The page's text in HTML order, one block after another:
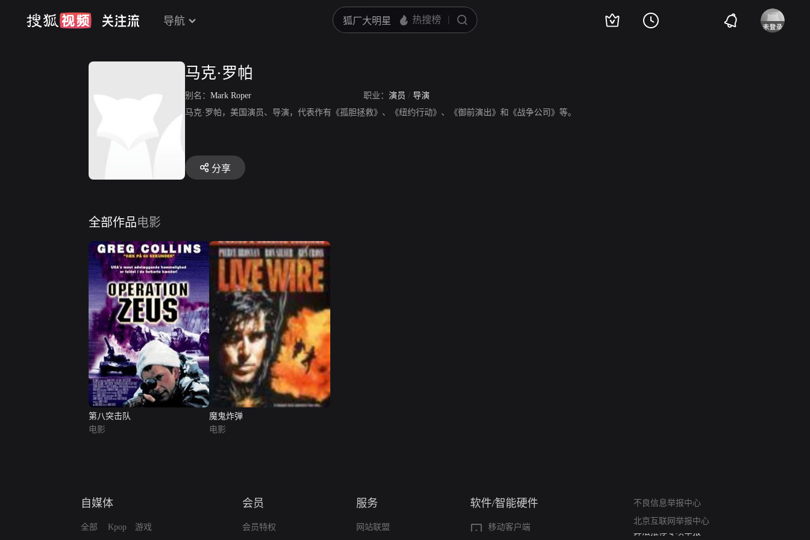
导航
马克·罗帕
别名： Mark Roper 职业： 演员 / 导演
马克·罗帕，美国演员、导演，代表作有《孤胆拯救》、《纽约行动》、《御前演出》和《战争公司》等。
分享
全部作品电影
第八突击队
电影
魔鬼炸弹
电影
自媒体
全部 Kpop 游戏
会员
会员特权
服务
网站联盟
软件/智能硬件
移动客户端
不良信息举报中心
北京互联网举报中心
算法推荐专项举报